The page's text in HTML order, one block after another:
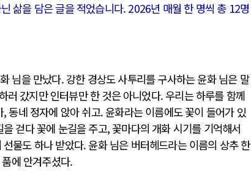
삶을 담은 글을 적었습니다. 2026년 매월 한 명씩 총 12명
님을 만났다. 강한 경상도 사투리를 구사하는 윤화 님은 말
러 갔지만 인터뷰만 한 것은 아니었다. 우리는 하루를 함께
동네 정자에 앉아 쉬고. 윤화라는 이름에도 꽃이 들어가 있
걷다 꽃에 눈길을 주고, 꽃마다의 개화 시기를 기억해서
물도 하나 받았다. 윤화 님은 버터헤드라는 이름의 상추 한
에 안겨주셨다.
호르무즈 갈등 격화, 트럼프 정치·경제 ..
호르무즈 해협 통행료를 철회한 트럼프
이란, 호르무즈 해협 봉쇄 선택한 배경
트럼프, 이란 압박수단 한계 직면
하마스, 가자 통치권 이양으로 휴전 의지..